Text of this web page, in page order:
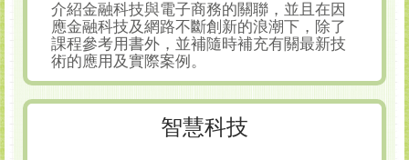
介紹金融科技與電子商務的關聯，並且在因
應金融科技及網路不斷創新的浪潮下，除了
課程參考用書外，並補隨時補充有關最新技
術的應用及實際案例。
智慧科技